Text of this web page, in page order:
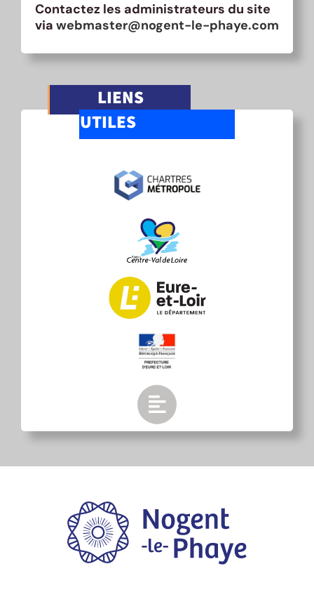
Contactez les administrateurs du site
via webmaster@nogent-le-phaye.com
LIENS
UTILES